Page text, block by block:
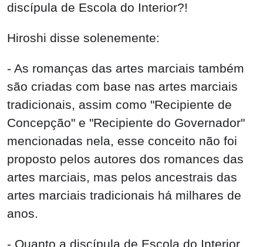
discípula de Escola do Interior?!
Hiroshi disse solenemente:
- As romanças das artes marciais também
são criadas com base nas artes marciais
tradicionais, assim como "Recipiente de
Concepção" e "Recipiente do Governador"
mencionadas nela, esse conceito não foi
proposto pelos autores dos romances das
artes marciais, mas pelos ancestrais das
artes marciais tradicionais há milhares de
anos.
- Quanto a discípula de Escola do Interior